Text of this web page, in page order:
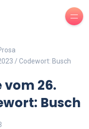
/ Codewort: Busch
26.
Busch